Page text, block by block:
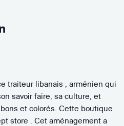
traiteur libanais , arménien qui
savoir faire, sa culture, et
et colorés. Cette boutique
store . Cet aménagement a